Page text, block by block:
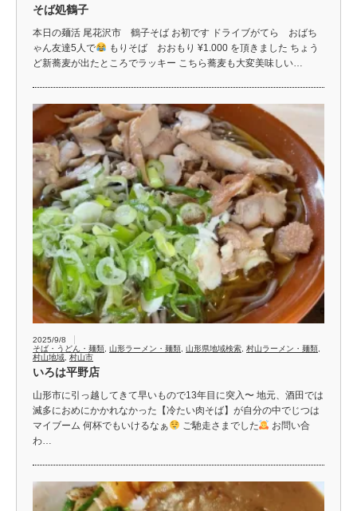
そば処鶴子
本日の麺活 尾花沢市 鶴子そば お初です ドライブがてら おばち
ゃん友達5人で
もりそば おおもり ¥1.000 を頂きました ちょう
ど新蕎麦が出たところでラッキー こちら蕎麦も大変美味しい…
2025/9/8
そば・うどん・麺類 山形ラーメン・麺類 山形県地域検索 村山ラーメン・麺類
村山地域 村山市
いろは平野店
山形市に引っ越してきて早いもので13年目に突入〜 地元、酒田では
滅多におめにかかれなかった【冷たい肉そば】が自分の中でじつは
マイブーム 何杯でもいけるなぁ
ご馳走さまでした
お問い合
わ…